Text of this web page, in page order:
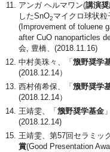
アンガ ヘルマワン(講演
したSnO2マイクロ球状
(Improvement of toluene
after CuO nanoparticles
会, 豊橋、(2018.11.16)
中村美珠々、「籏野奨学
(2018.12.14）
西村侑希保、「籏野奨学
(2018.12.14）
王靖雯、「籏野奨学基金
(2018.12.14)
王靖雯、第57回セラミッ
賞(Good Presentation